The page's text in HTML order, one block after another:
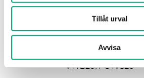
Tillåt urval
Avvisa
Specifikationer för OVC-Z20
VTTB20, PCTVS20